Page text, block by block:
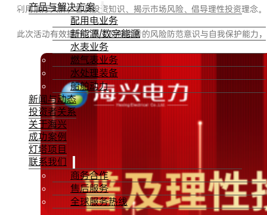
产品与解决方案
配用电业务
新能源/数字能源
水表业务
燃气表业务
水处理装备
船舶动力
新闻与动态
投资者关系
关于海兴
成功案例
灯塔项目
联系我们
商务合作
售后服务
全球服务热线
利用展厅大屏，普及投资知识、揭示市场风险、倡导理性投资理念。
此次活动有效提升了员工及投资者的风险防范意识与自我保护能力